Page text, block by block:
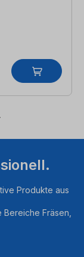
Produkte aus
Fräsen,